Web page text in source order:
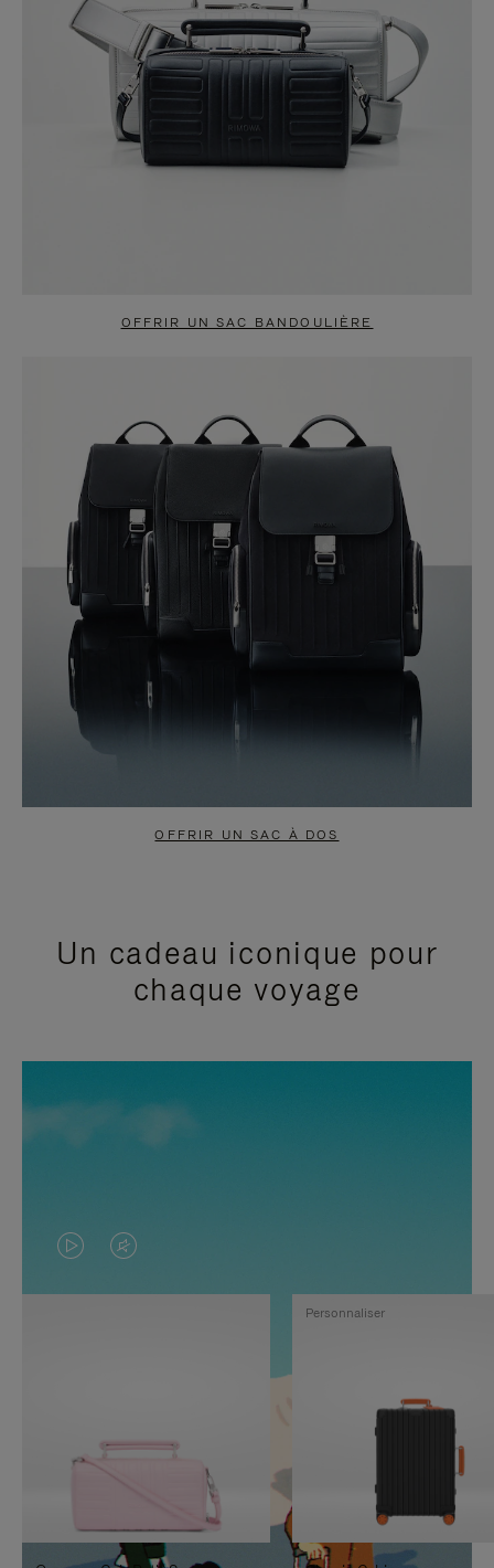
OFFRIR UN SAC BANDOULIÈRE
OFFRIR UN SAC À DOS
Un cadeau iconique pour
chaque voyage
LA
VIDÉO
PAUSE,
APPUYEZ
SUR
LE
SON
DÉSACTIVÉ.
VEUILLEZ
Personnaliser